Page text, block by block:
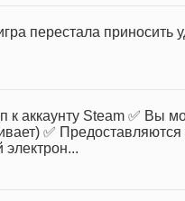
перестала приносить
к аккаунту Steam ✅ Вы
✅
электрон...